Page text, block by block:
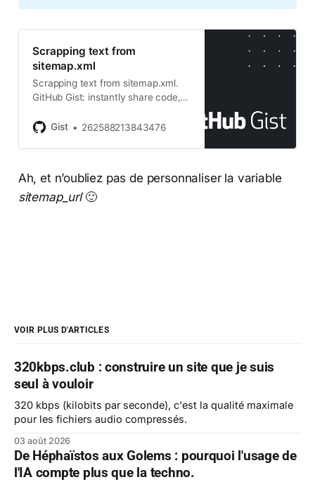
Scrapping text from
sitemap.xml
Scrapping text from sitemap.xml.
GitHub Gist: instantly share code,
Gist
262588213843476
Ah, et n’oubliez pas de personnaliser la variable
sitemap_url🙂
VOIR PLUS D'ARTICLES
320kbps.club : construire un site que je suis
seul à vouloir
320 kbps (kilobits par seconde), c'est la qualité maximale
pour les fichiers audio compressés.
03 août 2026
De Héphaïstos aux Golems : pourquoi l'usage de
l'IA compte plus que la techno.